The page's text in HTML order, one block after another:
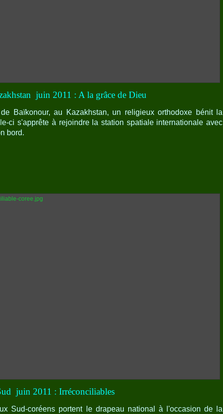
juin 2011 : A la grâce de Dieu
Baïkonour, au Kazakhstan, un religieux orthodoxe bénit la
ci s'apprête à rejoindre la station spatiale internationale avec
bord.
juin 2011 : Irréconciliables
Sud-coréens portent le drapeau national à l'occasion de la